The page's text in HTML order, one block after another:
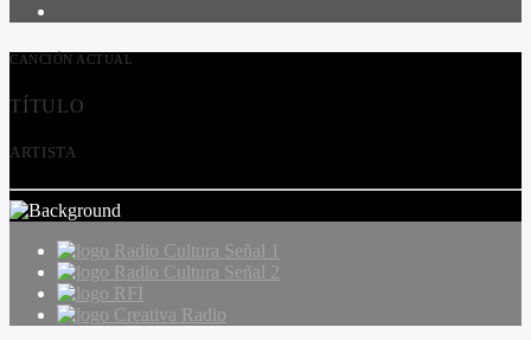
CANCIÓN ACTUAL
TÍTULO
ARTISTA
Radio Cultura Señal 1
Radio Cultura Señal 2
RFI
Creativa Radio